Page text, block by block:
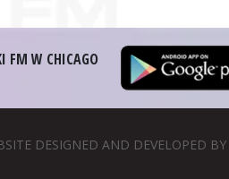
FM W CHICAGO
DESIGNED AND DEVELOPED BY